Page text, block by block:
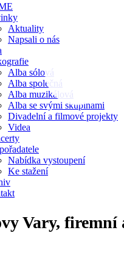
Aktuality
Napsali o nás
Alba sólová
Alba společná
Alba muzikálová
Alba se svými skupinami
Divadelní a filmové projekty
Videa
Nabídka vystoupení
Ke stažení
Vary, firemní